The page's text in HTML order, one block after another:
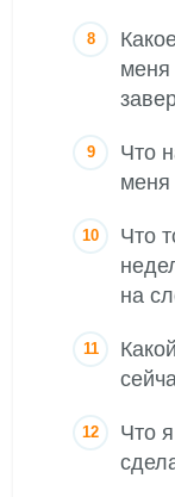
меня
Что
меня
Что
на
Что